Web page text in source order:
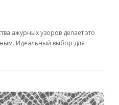
ажурных узоров делает это
Идеальный выбор для